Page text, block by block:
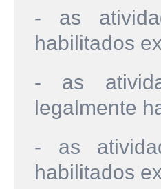
- as
habilitados
- as
legalmente
- as
habilitados